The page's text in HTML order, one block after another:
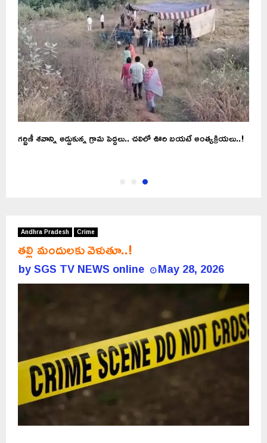
గర్భిణీ శవాన్ని అడ్డుకున్న గ్రామ పెద్దలు.. చలిలో ఊరి బయటే అంత్యక్రియలు..!
Andhra Pradesh Crime
తల్లి మందులకు వెళుతూ..!
bySGS TV NEWS online May 28, 2026